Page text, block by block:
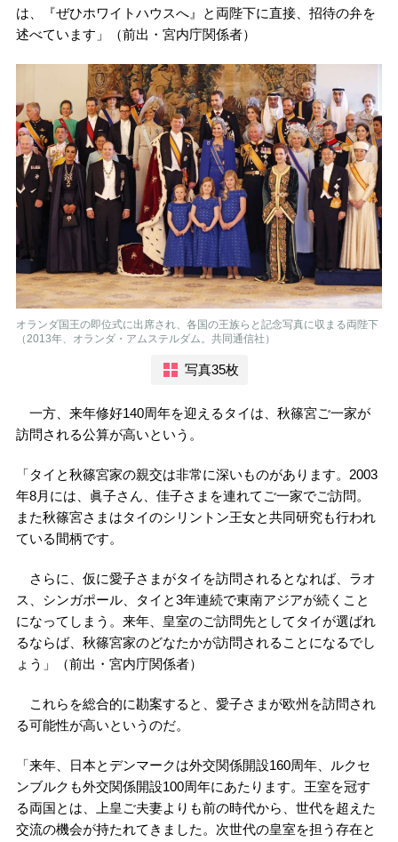
は、『ぜひホワイトハウスへ』と両陛下に直接、招待の弁を
述べています」（前出・宮内庁関係者）
オランダ国王の即位式に出席され、各国の王族らと記念写真に収まる両陛下
（2013年、オランダ・アムステルダム。共同通信社）
写真35枚
一方、来年修好140周年を迎えるタイは、秋篠宮ご一家が
訪問される公算が高いという。
「タイと秋篠宮家の親交は非常に深いものがあります。2003
年8月には、眞子さん、佳子さまを連れてご一家でご訪問。
また秋篠宮さまはタイのシリントン王女と共同研究も行われ
ている間柄です。
さらに、仮に愛子さまがタイを訪問されるとなれば、ラオ
ス、シンガポール、タイと3年連続で東南アジアが続くこと
になってしまう。来年、皇室のご訪問先としてタイが選ばれ
るならば、秋篠宮家のどなたかが訪問されることになるでし
ょう」（前出・宮内庁関係者）
これらを総合的に勘案すると、愛子さまが欧州を訪問され
る可能性が高いというのだ。
「来年、日本とデンマークは外交関係開設160周年、ルクセ
ンブルクも外交関係開設100周年にあたります。王室を冠す
る両国とは、上皇ご夫妻よりも前の時代から、世代を超えた
交流の機会が持たれてきました。次世代の皇室を担う存在と